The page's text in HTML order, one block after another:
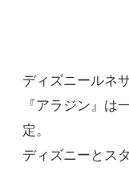
ディズニールネ
『アラジン』は
定。
ディズニーとス